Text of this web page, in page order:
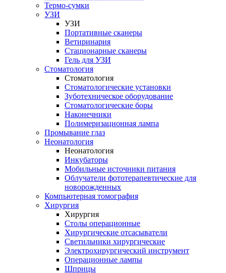
Термо-сумки
УЗИ
УЗИ
Портативные сканеры
Ветиринария
Стационарные сканеры
Гель для УЗИ
Стоматология
Стоматология
Стоматологические установки
Зуботехническое оборудование
Стоматологические боры
Наконечники
Полимеризационная лампа
Промывание глаз
Неонатология
Неонатология
Инкубаторы
Мобильные источники питания
Облучатели фототерапевтические для
новорожденных
Компьютерная томография
Хирургия
Хирургия
Столы операционные
Хирургические отсасыватели
Светильники хирургические
Электрохирургический инструмент
Операционные лампы
Шприцы